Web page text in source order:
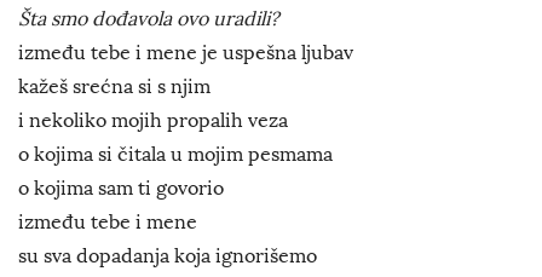
Šta smo dođavola ovo uradili?
između tebe i mene je uspešna ljubav
kažeš srećna si s njim
i nekoliko mojih propalih veza
o kojima si čitala u mojim pesmama
o kojima sam ti govorio
između tebe i mene
su sva dopadanja koja ignorišemo